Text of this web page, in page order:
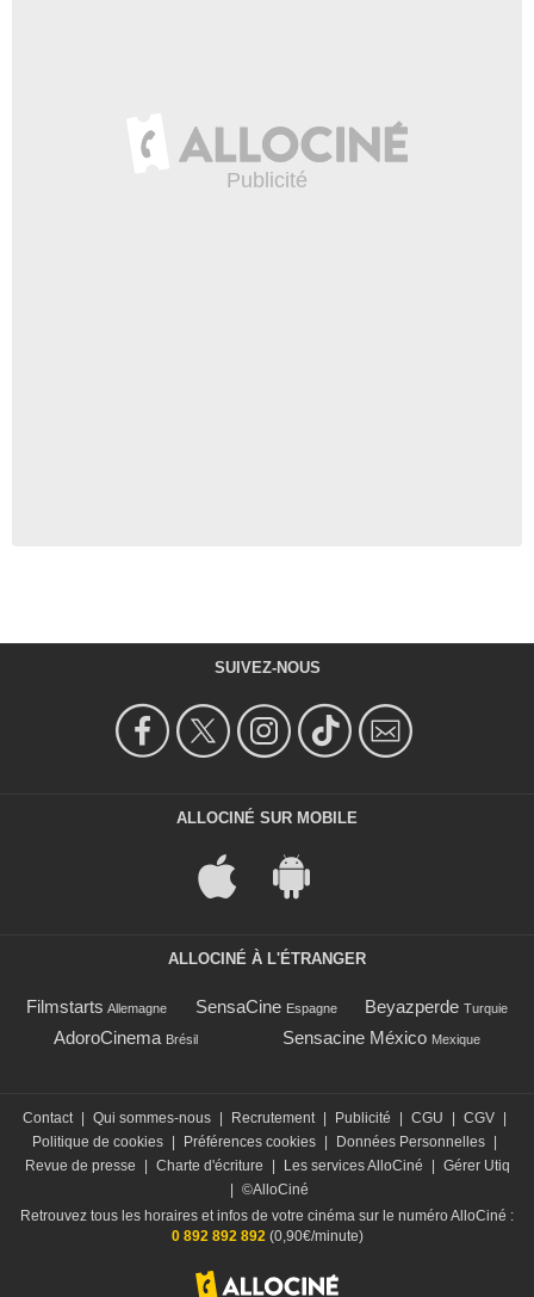
SUIVEZ-NOUS
ALLOCINÉ SUR MOBILE
ALLOCINÉ À L'ÉTRANGER
Filmstarts Allemagne SensaCine Espagne Beyazperde Turquie
AdoroCinema Brésil Sensacine México Mexique
Contact | Qui sommes-nous | Recrutement | Publicité | CGU | CGV |
Politique de cookies | Préférences cookies | Données Personnelles |
Revue de presse
| Charte d'écriture | Les services AlloCiné | Gérer Utiq
| ©AlloCiné
Retrouvez tous les horaires et infos de votre cinéma sur le numéro AlloCiné :
0 892 892 892(0,90€/minute)